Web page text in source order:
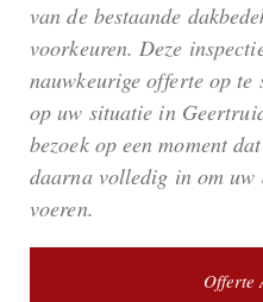
van de bestaande
voorkeuren. Deze
nauwkeurige offerte op te
op uw situatie in
bezoek op een moment
daarna volledig in om uw
voeren.
Offerte